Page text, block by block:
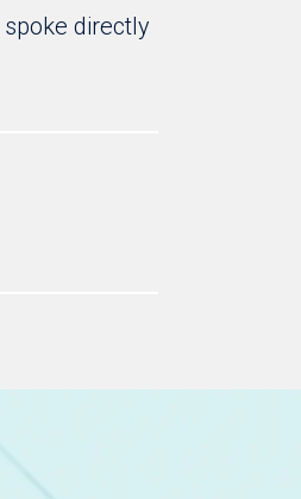
directly